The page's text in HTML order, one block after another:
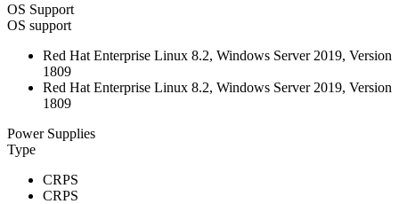
OS Support
OS support
Red Hat Enterprise Linux 8.2, Windows Server 2019, Version
1809
Red Hat Enterprise Linux 8.2, Windows Server 2019, Version
1809
Power Supplies
Type
CRPS
CRPS